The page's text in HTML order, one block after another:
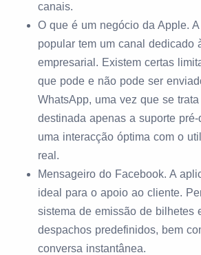
canais.
O que é um negócio da Apple.
popular tem um canal dedicado
empresarial. Existem certas
que pode e não pode ser
WhatsApp, uma vez que se
destinada apenas a suporte
uma interacção óptima com o
real.
Mensageiro do Facebook. A
ideal para o apoio ao cliente.
sistema de emissão de bilhetes
despachos predefinidos, bem
conversa instantânea.